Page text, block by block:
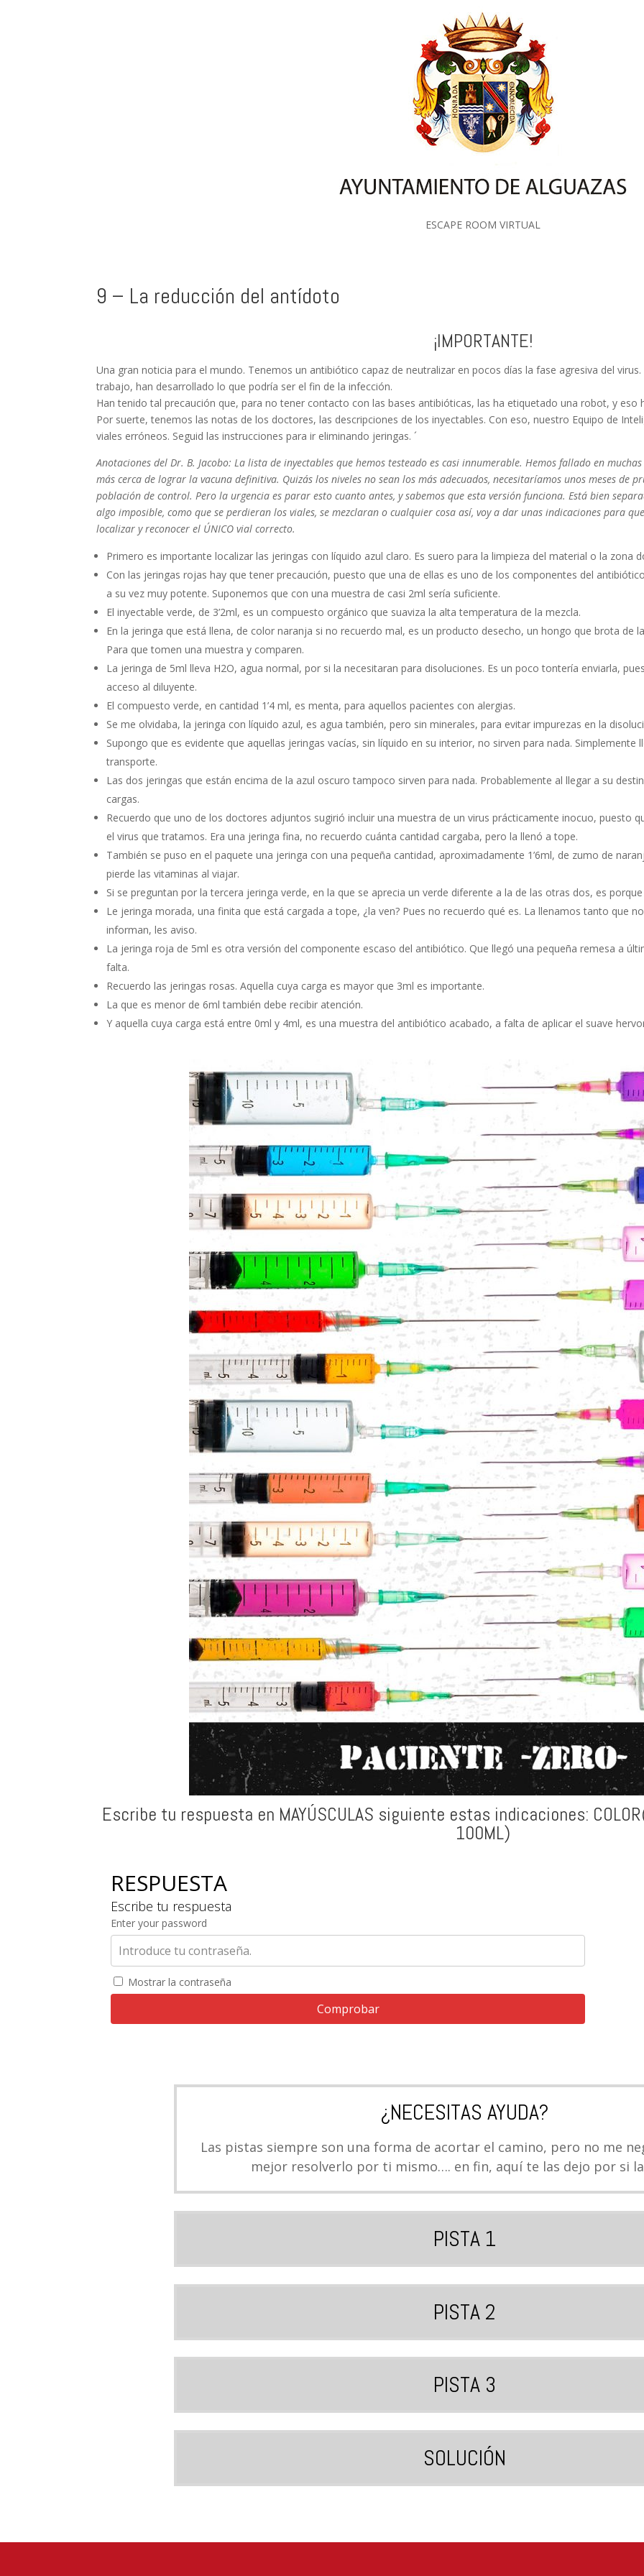
ESCAPE ROOM VIRTUAL
9 – La reducción del antídoto
¡IMPORTANTE!
Una gran noticia para el mundo. Tenemos un antibiótico capaz de neutralizar en pocos días la fase agresiva del
trabajo, han desarrollado lo que podría ser el fin de la infección.
Han tenido tal precaución que, para no tener contacto con las bases antibióticas, las ha etiquetado una robot, y
Por suerte, tenemos las notas de los doctores, las descripciones de los inyectables. Con eso, nuestro Equipo de
viales erróneos. Seguid las instrucciones para ir eliminando jeringas. ´
Anotaciones del Dr. B. Jacobo: La lista de inyectables que hemos testeado es casi innumerable. Hemos fallado en
más cerca de lograr la vacuna definitiva. Quizás los niveles no sean los más adecuados, necesitaríamos unos meses de
población de control. Pero la urgencia es parar esto cuanto antes, y sabemos que esta versión funciona. Está bien
algo imposible, como que se perdieran los viales, se mezclaran o cualquier cosa así, voy a dar unas indicaciones para
localizar y reconocer el ÚNICO vial correcto.
Primero es importante localizar las jeringas con líquido azul claro. Es suero para la limpieza del material o la zona
Con las jeringas rojas hay que tener precaución, puesto que una de ellas es uno de los componentes del
a su vez muy potente. Suponemos que con una muestra de casi 2ml sería suficiente.
El inyectable verde, de 3’2ml, es un compuesto orgánico que suaviza la alta temperatura de la mezcla.
En la jeringa que está llena, de color naranja si no recuerdo mal, es un producto desecho, un hongo que brota de
Para que tomen una muestra y comparen.
La jeringa de 5ml lleva H2O, agua normal, por si la necesitaran para disoluciones. Es un poco tontería enviarla,
acceso al diluyente.
El compuesto verde, en cantidad 1’4 ml, es menta, para aquellos pacientes con alergias.
Se me olvidaba, la jeringa con líquido azul, es agua también, pero sin minerales, para evitar impurezas en la
Supongo que es evidente que aquellas jeringas vacías, sin líquido en su interior, no sirven para nada.
transporte.
Las dos jeringas que están encima de la azul oscuro tampoco sirven para nada. Probablemente al llegar a su
cargas.
Recuerdo que uno de los doctores adjuntos sugirió incluir una muestra de un virus prácticamente inocuo, puesto
el virus que tratamos. Era una jeringa fina, no recuerdo cuánta cantidad cargaba, pero la llenó a tope.
También se puso en el paquete una jeringa con una pequeña cantidad, aproximadamente 1’6ml, de zumo de
pierde las vitaminas al viajar.
Si se preguntan por la tercera jeringa verde, en la que se aprecia un verde diferente a la de las otras dos, es
Le jeringa morada, una finita que está cargada a tope, ¿la ven? Pues no recuerdo qué es. La llenamos tanto que
informan, les aviso.
La jeringa roja de 5ml es otra versión del componente escaso del antibiótico. Que llegó una pequeña remesa a
falta.
Recuerdo las jeringas rosas. Aquella cuya carga es mayor que 3ml es importante.
La que es menor de 6ml también debe recibir atención.
Y aquella cuya carga está entre 0ml y 4ml, es una muestra del antibiótico acabado, a falta de aplicar el suave
Escribe tu respuesta en MAYÚSCULAS siguiente estas indicaciones:
100ML)
RESPUESTA
Escribe tu respuesta
Enter your password
Mostrar la contraseña
Comprobar
¿NECESITAS AYUDA?
Las pistas siempre son una forma de acortar el camino, pero no me
mejor resolverlo por ti mismo…. en fin, aquí te las dejo por si
PISTA 1
PISTA 2
PISTA 3
SOLUCIÓN